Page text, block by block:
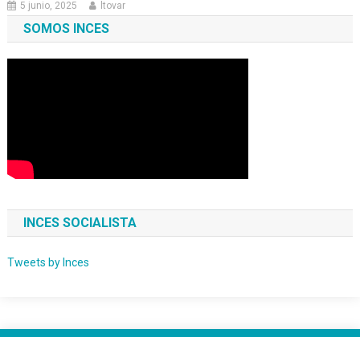
5 junio, 2025 ltovar
SOMOS INCES
INCES SOCIALISTA
Tweets by Inces